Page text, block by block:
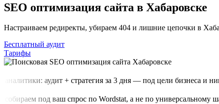
SEO оптимизация сайта в Хабаровске
Настраиваем редиректы, убираем 404 и лишние цепочки в
Бесплатный аудит
Тарифы
аудит + стратегия за 3 дня — под цели бизнеса и
под ваш спрос по Wordstat, а не по универсальному